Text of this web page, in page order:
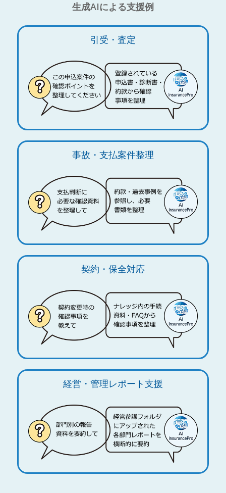
生成AIによる支援例
引受・査定
事故・支払案件整理
契約・保全対応
経営・管理レポート支援